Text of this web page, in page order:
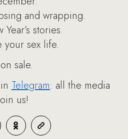
and wrapping.
stories.
your sex life.
sale.
Telegram: all the media
us!